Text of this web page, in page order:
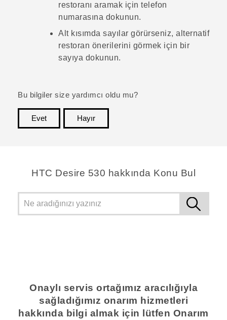
restoranı aramak için telefon
numarasına dokunun.
Alt kısımda sayılar görürseniz, alternatif
restoran önerilerini görmek için bir
sayıya dokunun.
Bu bilgiler size yardımcı oldu mu?
Evet
Hayır
HTC Desire 530 hakkında Konu Bul
Onaylı servis ortağımız aracılığıyla
sağladığımız onarım hizmetleri
hakkında bilgi almak için lütfen Onarım